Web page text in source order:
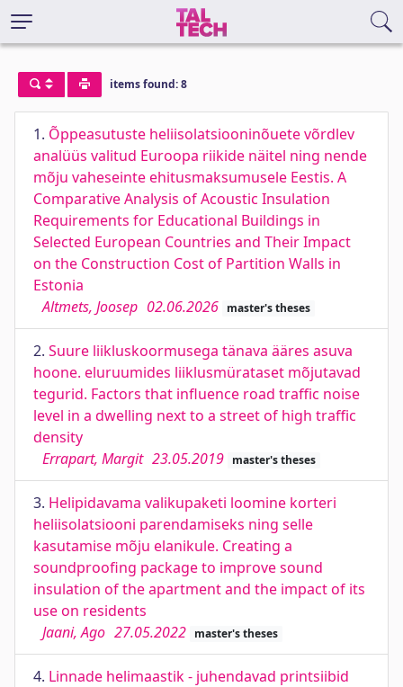
items found: 8
1. Õppeasutuste heliisolatsiooninõuete võrdlev
analüüs valitud Euroopa riikide näitel ning nende
mõju vaheseinte ehitusmaksumusele Eestis. A
Comparative Analysis of Acoustic Insulation
Requirements for Educational Buildings in
Selected European Countries and Their Impact
on the Construction Cost of Partition Walls in
Estonia
Altmets, Joosep 02.06.2026 master's theses
2. Suure liikluskoormusega tänava ääres asuva
hoone. eluruumides liiklusmürataset mõjutavad
tegurid. Factors that influence road traffic noise
level in a dwelling next to a street of high traffic
density
Errapart, Margit 23.05.2019 master's theses
3. Helipidavama valikupaketi loomine korteri
heliisolatsiooni parendamiseks ning selle
kasutamise mõju elanikule. Creating a
soundproofing package to improve sound
insulation of the apartment and the impact of its
use on residents
Jaani, Ago 27.05.2022 master's theses
4. Linnade helimaastik - juhendavad printsiibid